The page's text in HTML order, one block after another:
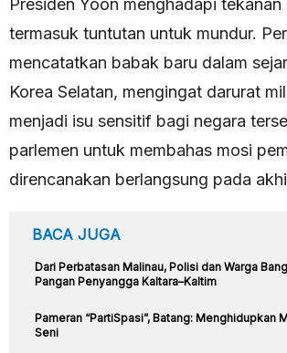
Presiden Yoon menghadapi tekanan
termasuk tuntutan untuk mundur.
mencatatkan babak baru dalam
Korea Selatan, mengingat darurat
menjadi isu sensitif bagi negara
parlemen untuk membahas mosi
direncanakan berlangsung pada
BACA JUGA
Dari Perbatasan Malinau, Polisi dan Warga
Pangan Penyangga Kaltara–Kaltim
Pameran “PartiSpasi”, Batang: Menghidupkan
Seni